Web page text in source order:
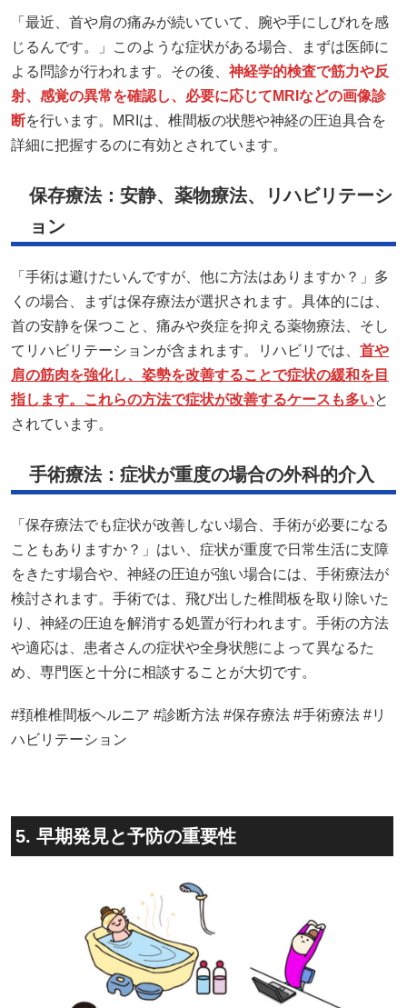
「最近、首や肩の痛みが続いていて、腕や手にしびれを感
じるんです。」このような症状がある場合、まずは医師に
よる問診が行われます。その後、 神経学的検査で筋力や反
射、感覚の異常を確認し、必要に応じてMRIなどの画像診
断を行います。MRIは、椎間板の状態や神経の圧迫具合を
詳細に把握するのに有効とされています。
保存療法：安静、薬物療法、リハビリテーシ
ョン
「手術は避けたいんですが、他に方法はありますか？」多
くの場合、まずは保存療法が選択されます。具体的には、
首の安静を保つこと、痛みや炎症を抑える薬物療法、そし
てリハビリテーションが含まれます。リハビリでは、 首や
肩の筋肉を強化し、姿勢を改善することで症状の緩和を目
指します。これらの方法で症状が改善するケースも多いと
されています。
手術療法：症状が重度の場合の外科的介入
「保存療法でも症状が改善しない場合、手術が必要になる
こともありますか？」はい、症状が重度で日常生活に支障
をきたす場合や、神経の圧迫が強い場合には、手術療法が
検討されます。手術では、飛び出した椎間板を取り除いた
り、神経の圧迫を解消する処置が行われます。手術の方法
や適応は、患者さんの症状や全身状態によって異なるた
め、専門医と十分に相談することが大切です。
#頚椎椎間板ヘルニア #診断方法 #保存療法 #手術療法 #リ
ハビリテーション
5. 早期発見と予防の重要性